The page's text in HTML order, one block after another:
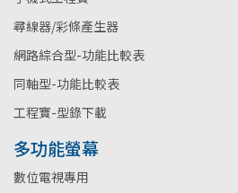
尋線器/彩條產生器
網路綜合型-功能比較表
同軸型-功能比較表
工程寶-型錄下載
多功能螢幕
數位電視專用